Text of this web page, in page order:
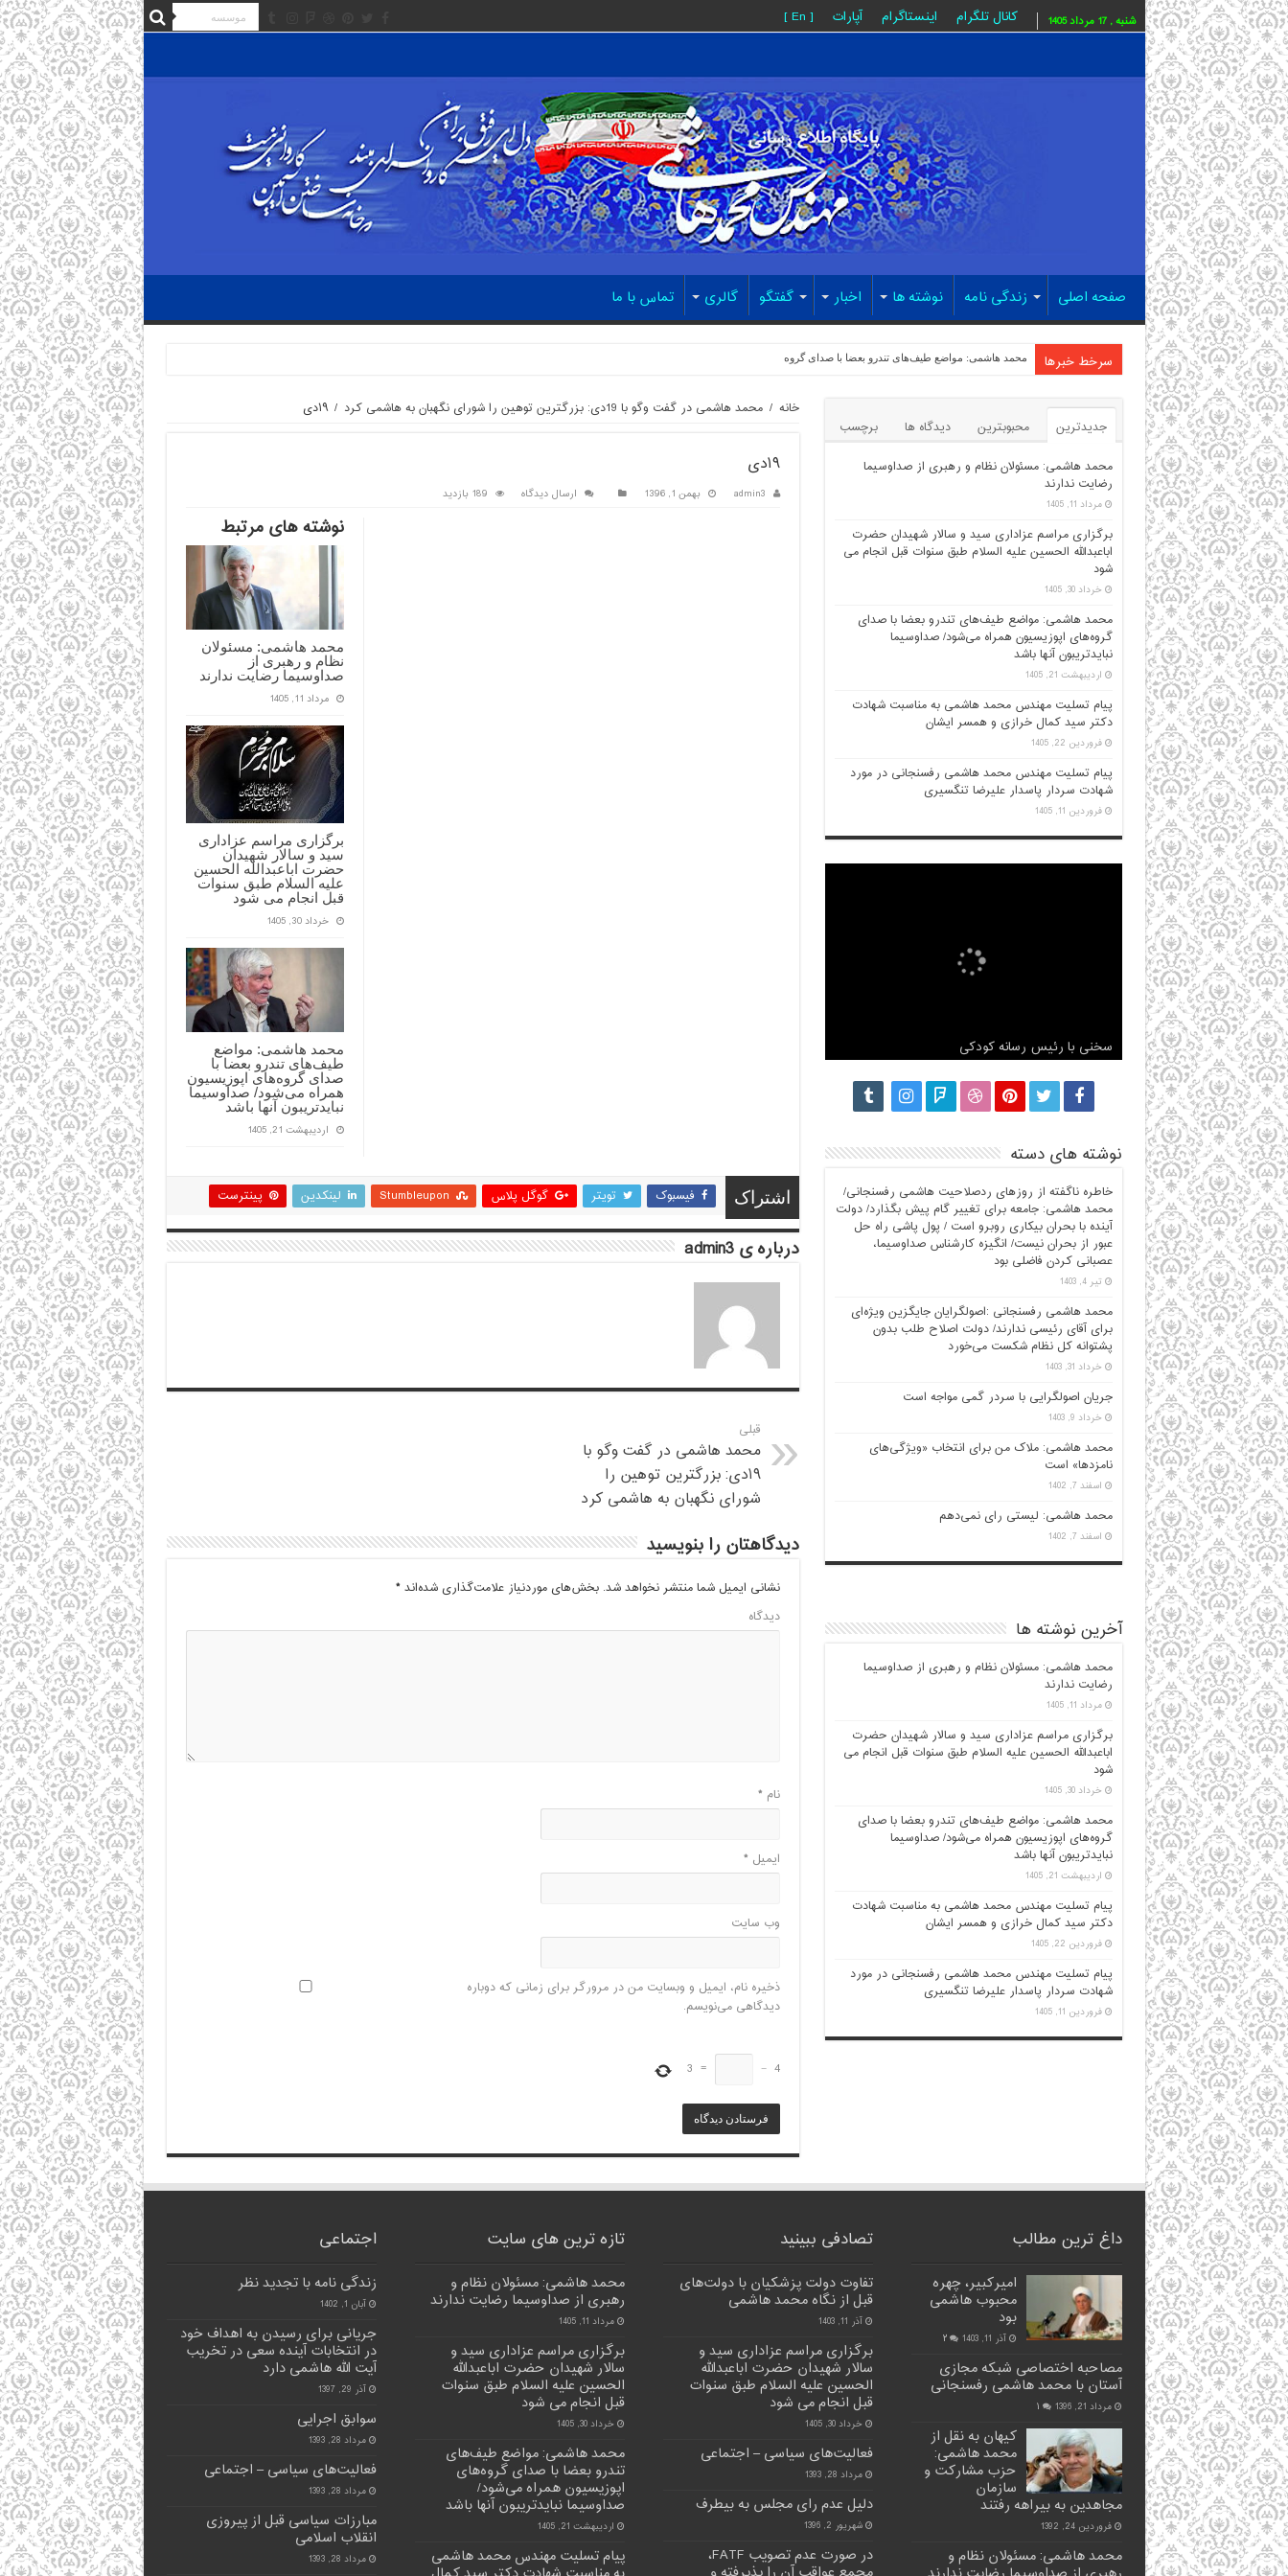
شنبه , 17 مرداد 1405 کانال تلگرام اینستاگرام آپارات [ En ]
صفحه اصلی زندگی نامه نوشته ها اخبار گفتگو گالری تماس با ما
سرخط خبرها محمد هاشمی: مواضع طیف‌های تندرو بعضا با صدای گروه‌های اپوزیسیون همراه می‌ش
خانه / محمد هاشمی در گفت وگو با 19دی: بزرگترین توهین را شورای نگهبان به هاشمی کرد / ۱۹دی
۱۹دی
admin3 بهمن 1, 1396 ارسال دیدگاه 189 بازدید
نوشته های مرتبط
محمد هاشمی: مسئولان
نظام و رهبری از
صداوسیما رضایت ندارند
مرداد 11, 1405
برگزاری مراسم عزاداری
سید و سالار شهیدان
حضرت اباعبدالله الحسین
علیه السلام طبق سنوات
قبل انجام می شود
خرداد 30, 1405
محمد هاشمی: مواضع
طیف‌های تندرو بعضا با
صدای گروه‌های اپوزیسیون
همراه می‌شود/ صداوسیما
نبایدتریبون آنها باشد
اردیبهشت 21, 1405
اشتراک فیسبوک تویتر گوگل پلاس Stumbleupon لینکدین پینترست
درباره ی admin3
قبلی
محمد هاشمی در گفت وگو با
۱۹دی: بزرگترین توهین را
شورای نگهبان به هاشمی کرد
دیدگاهتان را بنویسید
نشانی ایمیل شما منتشر نخواهد شد. بخش‌های موردنیاز علامت‌گذاری شده‌اند*
دیدگاه
نام *
ایمیل *
وب‌ سایت
ذخیره نام، ایمیل و وبسایت من در مرورگر برای زمانی که دوباره
دیدگاهی می‌نویسم.
4
−
=
3
جدیدترین محبوبترین دیدگاه ها برچسب
محمد هاشمی: مسئولان نظام و رهبری از صداوسیما
رضایت ندارند
مرداد 11, 1405
برگزاری مراسم عزاداری سید و سالار شهیدان حضرت
اباعبدالله الحسین علیه السلام طبق سنوات قبل انجام می
شود
خرداد 30, 1405
محمد هاشمی: مواضع طیف‌های تندرو بعضا با صدای
گروه‌های اپوزیسیون همراه می‌شود/ صداوسیما
نبایدتریبون آنها باشد
اردیبهشت 21, 1405
پیام تسلیت مهندس محمد هاشمی به مناسبت شهادت
دکتر سید کمال خرازی و همسر ایشان
فروردین 22, 1405
پیام تسلیت مهندس محمد هاشمی رفسنجانی در مورد
شهادت سردار پاسدار علیرضا تنگسیری
فروردین 11, 1405
مصاحبه با محمد هاشمی برنامه دست خط
سخنی با رئیس رسانه کودکی
ناگفته های محمد هاشمی درباره آیت الله هاشمی
هاشمی رفسنجانی
گزارش کامل ثبت نام محمد هاشمی رفسنجانی
نوشته های دسته
خاطره ناگفته از روزهای ردصلاحیت هاشمی رفسنجانی/
محمد هاشمی: جامعه برای تغییر گام پیش بگذارد/ دولت
آینده با بحران بیکاری روبرو است / پول پاشی راه حل
عبور از بحران نیست/ انگیزه کارشناس صداوسیما،
عصبانی کردن فاضلی بود
تیر 4, 1403
محمد هاشمی رفسنجانی :اصولگرایان جایگزین ویژه‌ای
برای آقای رئیسی ندارند/ دولت اصلاح طلب بدون
پشتوانه کل نظام شکست می‌خورد
خرداد 31, 1403
جریان اصولگرایی با سردر گمی مواجه است
خرداد 9, 1403
محمد هاشمی: ملاک من برای انتخاب «ویژگی‌های
نامزدها» است
اسفند 7, 1402
محمد هاشمی: لیستی رای نمی‌دهم
اسفند 7, 1402
آخرین نوشته ها
محمد هاشمی: مسئولان نظام و رهبری از صداوسیما
رضایت ندارند
مرداد 11, 1405
برگزاری مراسم عزاداری سید و سالار شهیدان حضرت
اباعبدالله الحسین علیه السلام طبق سنوات قبل انجام می
شود
خرداد 30, 1405
محمد هاشمی: مواضع طیف‌های تندرو بعضا با صدای
گروه‌های اپوزیسیون همراه می‌شود/ صداوسیما
نبایدتریبون آنها باشد
اردیبهشت 21, 1405
پیام تسلیت مهندس محمد هاشمی به مناسبت شهادت
دکتر سید کمال خرازی و همسر ایشان
فروردین 22, 1405
پیام تسلیت مهندس محمد هاشمی رفسنجانی در مورد
شهادت سردار پاسدار علیرضا تنگسیری
فروردین 11, 1405
داغ ترین مطالب
امیرکبیر، چهره
محبوب هاشمی
بود
آذر 11, 1403 ۲
مصاحبه اختصاصی شبکه مجازی
آستان با محمد هاشمی رفسنجانی
مرداد 21, 1396 ۱
کیهان به نقل از
محمد هاشمی:
حزب مشارکت و
سازمان
مجاهدین به بیراهه رفتند
فروردین 24, 1392
محمد هاشمی: مسئولان نظام و
تصادفی ببینید
تفاوت دولت پزشکیان با دولت‌های
قبل از نگاه محمد هاشمی
آذر 11, 1403
برگزاری مراسم عزاداری سید و
سالار شهیدان حضرت اباعبدالله
الحسین علیه السلام طبق سنوات
قبل انجام می شود
خرداد 30, 1405
فعالیت‌های سیاسی – اجتماعی
مرداد 28, 1393
دلیل عدم رای مجلس به بیطرف
شهریور 2, 1396
در صورت عدم تصویب FATF،
تازه ترین های سایت
محمد هاشمی: مسئولان نظام و
رهبری از صداوسیما رضایت ندارند
مرداد 11, 1405
برگزاری مراسم عزاداری سید و
سالار شهیدان حضرت اباعبدالله
الحسین علیه السلام طبق سنوات
قبل انجام می شود
خرداد 30, 1405
محمد هاشمی: مواضع طیف‌های
تندرو بعضا با صدای گروه‌های
اپوزیسیون همراه می‌شود/
صداوسیما نبایدتریبون آنها باشد
اردیبهشت 21, 1405
پیام تسلیت مهندس محمد هاشمی
اجتماعی
زندگی نامه با تجدید نظر
آبان 1, 1402
جریانی برای رسیدن به اهداف خود
در انتخابات آینده سعی در تخریب
آیت الله هاشمی دارد
آذر 29, 1397
سوابق اجرایی
مرداد 28, 1393
فعالیت‌های سیاسی – اجتماعی
مرداد 28, 1393
مبارزات سیاسی قبل از پیروزی
انقلاب اسلامی
مرداد 28, 1393